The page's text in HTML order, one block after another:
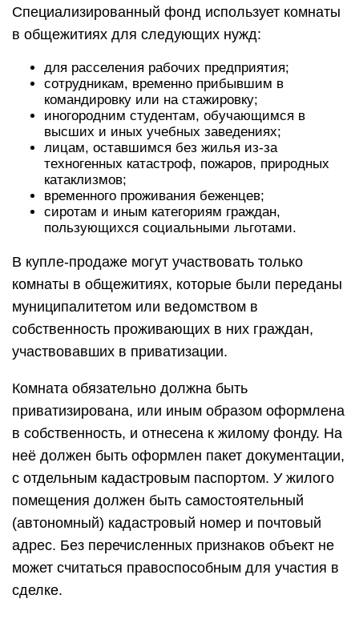
Специализированный фонд использует комнаты
в общежитиях для следующих нужд:
для расселения рабочих предприятия;
сотрудникам, временно прибывшим в
командировку или на стажировку;
иногородним студентам, обучающимся в
высших и иных учебных заведениях;
лицам, оставшимся без жилья из-за
техногенных катастроф, пожаров, природных
катаклизмов;
временного проживания беженцев;
сиротам и иным категориям граждан,
пользующихся социальными льготами.
В купле-продаже могут участвовать только
комнаты в общежитиях, которые были переданы
муниципалитетом или ведомством в
собственность проживающих в них граждан,
участвовавших в приватизации.
Комната обязательно должна быть
приватизирована, или иным образом оформлена
в собственность, и отнесена к жилому фонду. На
неё должен быть оформлен пакет документации,
с отдельным кадастровым паспортом. У жилого
помещения должен быть самостоятельный
(автономный) кадастровый номер и почтовый
адрес. Без перечисленных признаков объект не
может считаться правоспособным для участия в
сделке.